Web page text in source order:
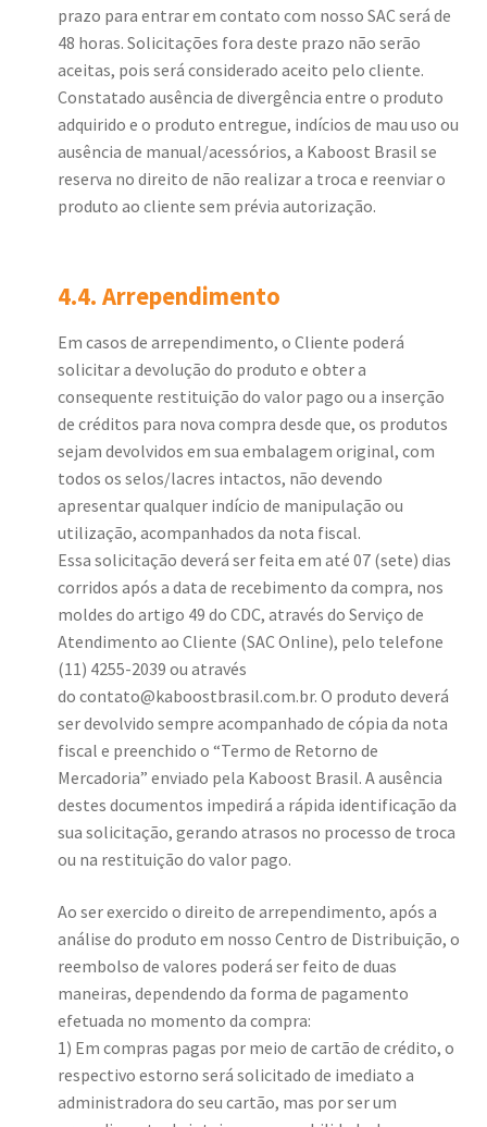
prazo para entrar em contato com nosso SAC será de
48 horas. Solicitações fora deste prazo não serão
aceitas, pois será considerado aceito pelo cliente.
Constatado ausência de divergência entre o produto
adquirido e o produto entregue, indícios de mau uso ou
ausência de manual/acessórios, a Kaboost Brasil se
reserva no direito de não realizar a troca e reenviar o
produto ao cliente sem prévia autorização.
4.4. Arrependimento
Em casos de arrependimento, o Cliente poderá
solicitar a devolução do produto e obter a
consequente restituição do valor pago ou a inserção
de créditos para nova compra desde que, os produtos
sejam devolvidos em sua embalagem original, com
todos os selos/lacres intactos, não devendo
apresentar qualquer indício de manipulação ou
utilização, acompanhados da nota fiscal.
Essa solicitação deverá ser feita em até 07 (sete) dias
corridos após a data de recebimento da compra, nos
moldes do artigo 49 do CDC, através do Serviço de
Atendimento ao Cliente (SAC Online), pelo telefone
(11) 4255-2039 ou através
do contato@kaboostbrasil.com.br. O produto deverá
ser devolvido sempre acompanhado de cópia da nota
fiscal e preenchido o “Termo de Retorno de
Mercadoria” enviado pela Kaboost Brasil. A ausência
destes documentos impedirá a rápida identificação da
sua solicitação, gerando atrasos no processo de troca
ou na restituição do valor pago.
Ao ser exercido o direito de arrependimento, após a
análise do produto em nosso Centro de Distribuição, o
reembolso de valores poderá ser feito de duas
maneiras, dependendo da forma de pagamento
efetuada no momento da compra:
1) Em compras pagas por meio de cartão de crédito, o
respectivo estorno será solicitado de imediato a
administradora do seu cartão, mas por ser um